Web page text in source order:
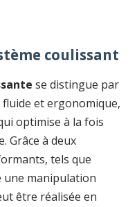
coulissant
se distingue par
fluide et ergonomique,
optimise à la fois
Grâce à deux
tels que
une manipulation
être réalisée en